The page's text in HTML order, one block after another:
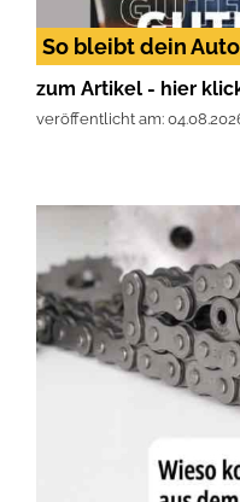
So bleibt dein
zum Artikel - hier
veröffentlicht am: